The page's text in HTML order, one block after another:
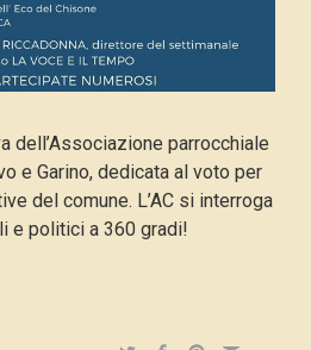
dell’Associazione parrocchiale
e Garino, dedicata al voto per
del comune. L’AC si interroga
e politici a 360 gradi!